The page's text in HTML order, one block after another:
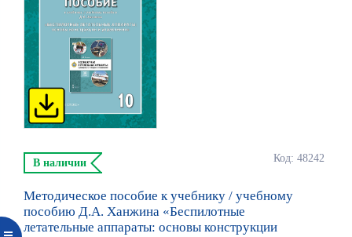
Код: 48242
В наличии
Методическое пособие к учебнику / учебному
пособию Д.А. Ханжина «Беспилотные
летательные аппараты: основы конструкции